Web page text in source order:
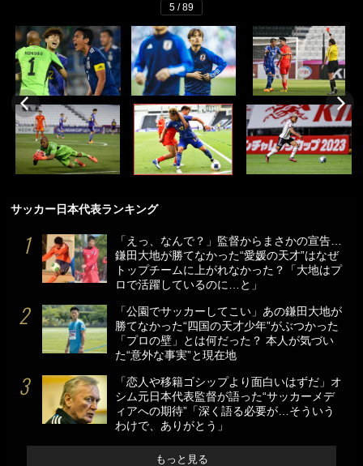
5 / 89
サッカー日本代表ランキング
「えっ、なんで？」監督からまさかの宣告…
鎌田大地が勝てなかった“愛媛の天才”はなぜ
トップチームに上がれなかった？「大地はプ
ロで活躍しているのに…と」
「公園でサッカーしてこい」あの鎌田大地が
勝てなかった“四国の天才少年”がぶつかった
「プロの壁」とは何だった？ 本人が気づい
た“意外な事実”と現在地
「恋人や移籍ゴシップより面白いはずだ」オ
シム元日本代表監督が語った“サッカーメデ
ィアへの期待”「深く語る必要が…そういう
わけで、ありがとう」
もっと見る